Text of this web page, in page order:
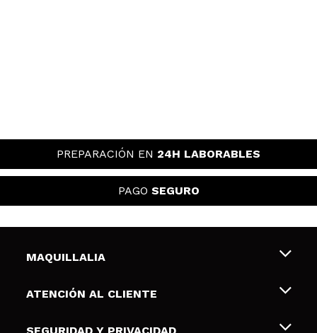
PREPARACIÓN EN 24H LABORABLES
PAGO SEGURO
MAQUILLALIA
Sobre nosotros
Tarjetas de Regalo
ATENCIÓN AL CLIENTE
Envíos y devoluciones
SEGURIDAD Y PRIVACIDAD